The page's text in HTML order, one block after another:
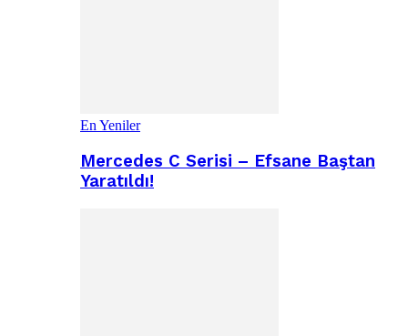
En Yeniler
Mercedes C Serisi – Efsane Baştan
Yaratıldı!